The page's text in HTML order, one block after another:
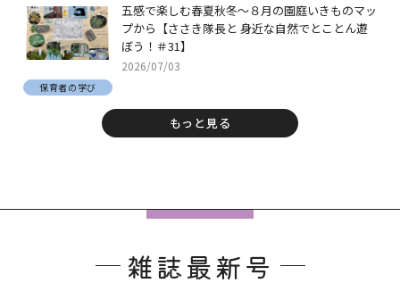
五感で楽しむ春夏秋冬～８月の園庭いきものマッ
プから【ささき隊長と 身近な自然でとことん遊
ぼう！＃31】
2026/07/03
保育者の学び
もっと見る
雑誌最新号